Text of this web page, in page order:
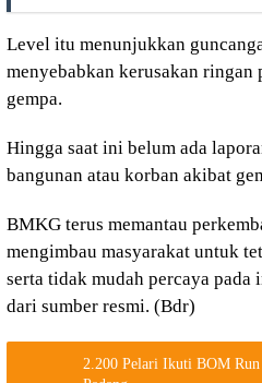
Level itu menunjukkan
menyebabkan kerusakan ringan
gempa.
Hingga saat ini belum ada
bangunan atau korban akibat
BMKG terus memantau
mengimbau masyarakat untuk
serta tidak mudah percaya
dari sumber resmi. (Bdr)
2.200 Pelari Ikuti BOM Run